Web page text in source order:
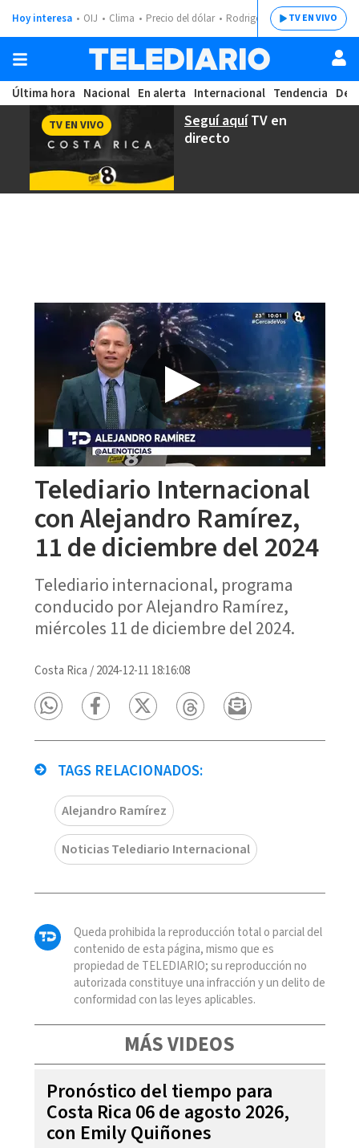
Hoy interesa OIJ Clima Precio del dólar Rodrigo ChavesTV EN VIVO
Última hora Nacional En alerta Internacional Tendencia
Seguí aquíTV en
directo
TV EN VIVO
Telediario Internacional
con Alejandro Ramírez,
11 de diciembre del 2024
Telediario internacional, programa
conducido por Alejandro Ramírez,
miércoles 11 de diciembre del 2024.
Costa Rica /2024-12-11 18:16:08
TAGS RELACIONADOS:
Alejandro Ramírez
Noticias Telediario Internacional
Queda prohibida la reproducción total o parcial del
contenido de esta página, mismo que es
propiedad de TELEDIARIO; su reproducción no
autorizada constituye una infracción y un delito de
conformidad con las leyes aplicables.
MÁS VIDEOS
Pronóstico del tiempo para
Costa Rica 06 de agosto 2026,
con Emily Quiñones